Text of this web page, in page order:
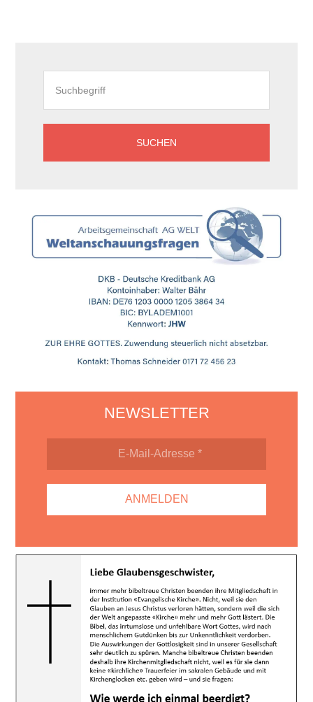
NEWSLETTER